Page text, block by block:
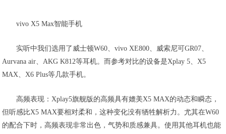
vivo X5 Max智能手机
实听中我们选用了威士顿W60、vivo XE800、威索尼可GR07、
Aurvana air、AKG K812等耳机。而参考对比的设备是Xplay 5、X5
MAX、X6 Plus等几款手机。
高频表现 ：Xplay5旗舰版的高频具有媲美X5 MAX的动态和瞬态，
但听感比X5 MAX要相对柔和，这种变化没有牺牲解析力。尤其在W60
的配合下时，高频表现非常出色，气势和质感兼具。使用其他耳机也能